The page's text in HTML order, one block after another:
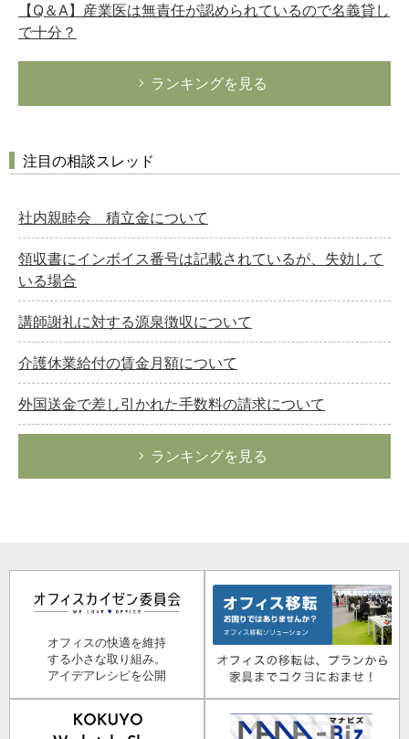
【Q＆A】産業医は無責任が認められているので名義貸し
で十分？
ランキングを見る
注目の相談スレッド
社内親睦会 積立金について
領収書にインボイス番号は記載されているが、失効して
いる場合
講師謝礼に対する源泉徴収について
介護休業給付の賃金月額について
外国送金で差し引かれた手数料の請求について
ランキングを見る
オフィスの快適を維持
する小さな取り組み。
アイデアレシピを公開